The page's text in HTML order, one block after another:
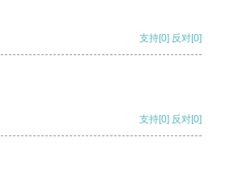
支持[0] 反对[0]
支持[0] 反对[0]